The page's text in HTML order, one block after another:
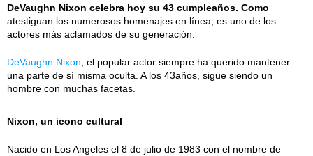
DeVaughn Nixon celebra hoy su 43 cumpleaños. Como
atestiguan los numerosos homenajes en línea, es uno de los
actores más aclamados de su generación.
DeVaughn Nixon , el popular actor siempre ha querido mantener
una parte de sí misma oculta. A los 43años, sigue siendo un
hombre con muchas facetas.
Nixon, un icono cultural
Nacido en Los Angeles el 8 de julio de 1983 con el nombre de